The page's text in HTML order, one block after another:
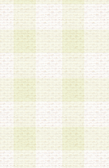
4.当社は
盗用など第
き事由の有
のとします。
第5条 会員
1.当社は、
アドレス等
シーポリシ
は、当該